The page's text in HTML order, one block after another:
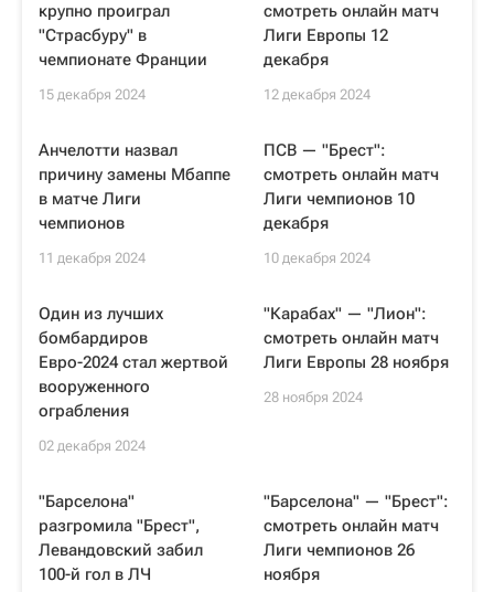
крупно проиграл
"Страсбуру" в
чемпионате Франции
15 декабря 2024
смотреть онлайн матч
Лиги Европы 12
декабря
12 декабря 2024
Анчелотти назвал
причину замены Мбаппе
в матче Лиги
чемпионов
11 декабря 2024
ПСВ — "Брест":
смотреть онлайн матч
Лиги чемпионов 10
декабря
10 декабря 2024
Один из лучших
бомбардиров
Евро-2024 стал жертвой
вооруженного
ограбления
02 декабря 2024
"Карабах" — "Лион":
смотреть онлайн матч
Лиги Европы 28 ноября
28 ноября 2024
"Барселона"
разгромила "Брест",
Левандовский забил
100-й гол в ЛЧ
"Барселона" — "Брест":
смотреть онлайн матч
Лиги чемпионов 26
ноября